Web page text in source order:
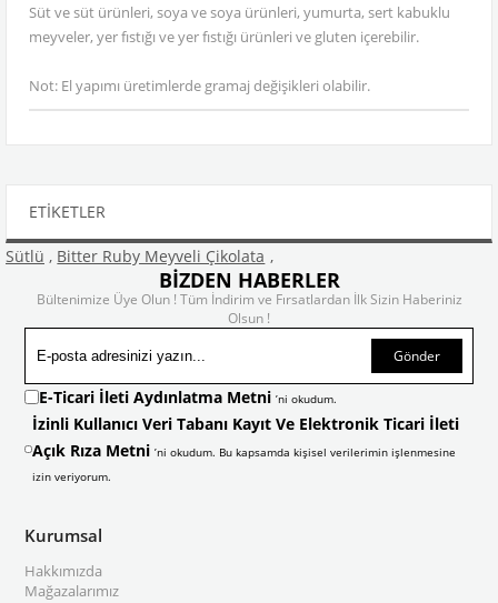
Süt ve süt ürünleri, soya ve soya ürünleri, yumurta, sert kabuklu
meyveler, yer fıstığı ve yer fıstığı ürünleri ve gluten içerebilir.
Not: El yapımı üretimlerde gramaj değişikleri olabilir.
ETIKETLER
Sütlü , Bitter Ruby Meyveli Çikolata ,
BİZDEN HABERLER
Bültenimize Üye Olun ! Tüm İndirim ve Fırsatlardan İlk Sizin Haberiniz
Olsun !
Gönder
E-Ticari İleti Aydınlatma Metni’ni okudum.
İzinli Kullanıcı Veri Tabanı Kayıt Ve Elektronik Ticari İleti
Açık Rıza Metni ’ni okudum. Bu kapsamda kişisel verilerimin işlenmesine
izin veriyorum.
Kurumsal
Hakkımızda
Mağazalarımız